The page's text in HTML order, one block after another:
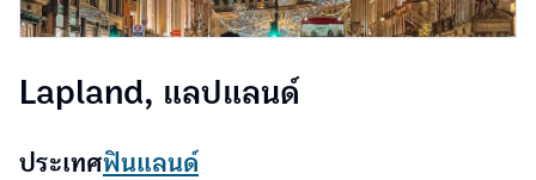
Lapland, แลปแลนด์
ประเทศฟินแลนด์